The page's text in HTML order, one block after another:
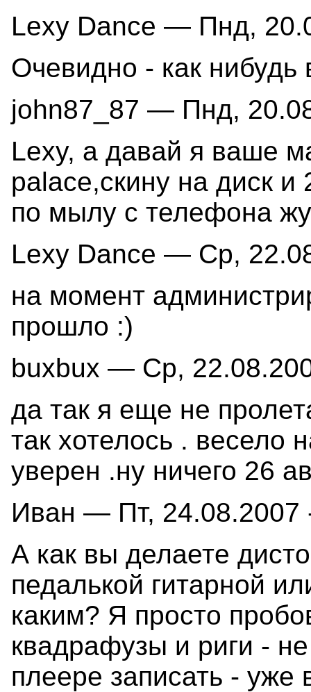
Lexy Dance — Пнд,
Очевидно - как нибудь
john87_87 — Пнд,
Lexy, а давай я ваше
palace,скину на диск
по мылу с телефона
Lexy Dance — Ср,
на момент
прошло :)
buxbux — Ср,
да так я еще не
так хотелось . весело
уверен .ну ничего 26
Иван — Пт, 24.08.2007
А как вы делаете
педалькой гитарной
каким? Я просто
квадрафузы и риги -
плеере записать - уже